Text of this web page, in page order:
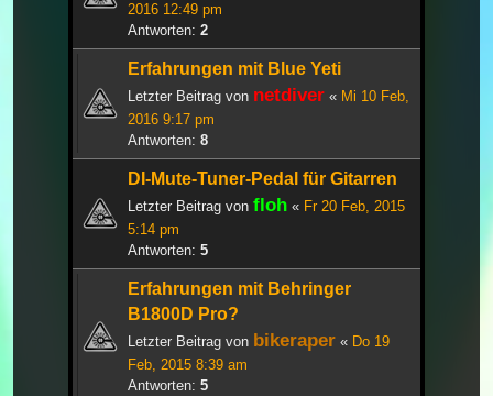
2016 12:49 pm
Antworten: 2
Erfahrungen mit Blue Yeti
Letzter Beitrag von netdiver « Mi 10 Feb,
2016 9:17 pm
Antworten: 8
DI-Mute-Tuner-Pedal für Gitarren
Letzter Beitrag von floh « Fr 20 Feb, 2015
5:14 pm
Antworten: 5
Erfahrungen mit Behringer
B1800D Pro?
Letzter Beitrag von bikeraper « Do 19
Feb, 2015 8:39 am
Antworten: 5